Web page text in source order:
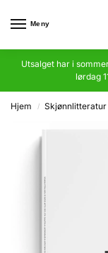
Meny
Utsalget har i
lørdag
Hjem /